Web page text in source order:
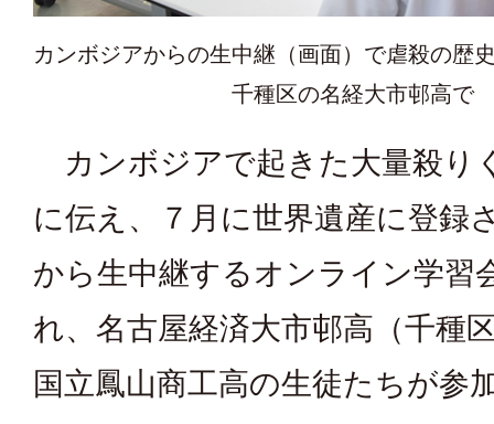
カンボジアからの生中継（画面）で虐殺の歴
千種区の名経大市邨高で
カンボジアで起きた大量殺り
に伝え、７月に世界遺産に登録
から生中継するオンライン学習
れ、名古屋経済大市邨高（千種
国立鳳山商工高の生徒たちが参